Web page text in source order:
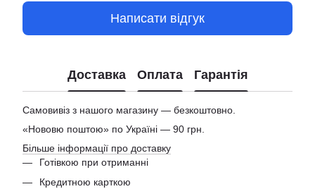
Написати відгук
Доставка Оплата Гарантія
Самовивіз з нашого магазину — безкоштовно.
«Нововю поштою» по Україні — 90 грн.
Більше інформації про доставку
Готівкою при отриманні
Кредитною карткою